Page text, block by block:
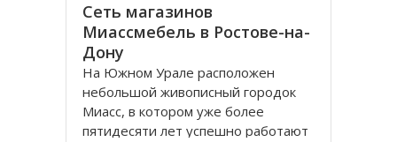
Сеть магазинов
Миассмебель в Ростове-на-
Дону
На Южном Урале расположен
небольшой живописный городок
Миасс, в котором уже более
пятидесяти лет успешно работают